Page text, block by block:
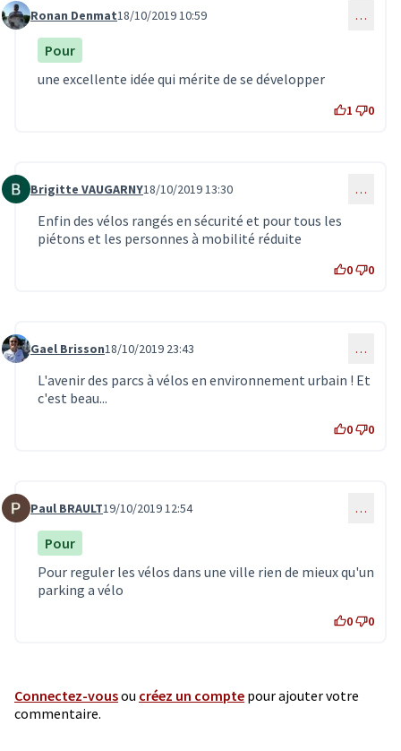
Commentaire 1669
Ronan Denmat18/10/2019 10:59 …
Pour
une excellente idée qui mérite de se développer
1 0
Commentaire 1670
Brigitte VAUGARNY18/10/2019 13:30 …
Enfin des vélos rangés en sécurité et pour tous les
piétons et les personnes à mobilité réduite
0 0
Commentaire 1671
Gael Brisson18/10/2019 23:43 …
L'avenir des parcs à vélos en environnement urbain ! Et
c'est beau...
0 0
Commentaire 1672
Paul BRAULT19/10/2019 12:54 …
Pour
Pour reguler les vélos dans une ville rien de mieux qu'un
parking a vélo
0 0
Connectez-vousou créez un compte pour ajouter votre
commentaire.